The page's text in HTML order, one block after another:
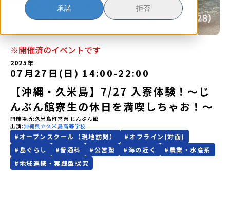
承諾 拒否
マガジン
奨学金について
イベント参加方法
会員登録 MYページログイン
※開催済のイベントです
2025年
07月27日(日) 14:00-22:00
【沖縄・久米島】7/27 入寮体験！〜じ
んぶん館寮生の休日を満喫しちゃお！〜
開催場所 久米島町営寮 じんぶん館
出演 沖縄県立久米島高等学校
#オープンスクール（現地訪問） #オフライン(対面)
# 島ぐらし #普通科 #公営塾 #海の近く # 農業・水産系
#地域連携・実践型探究